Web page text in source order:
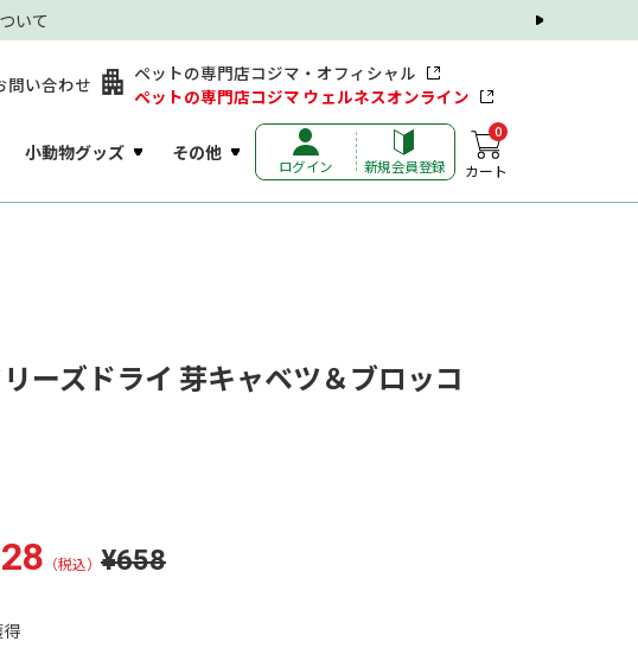
いて
問い合わせ
ペットの専門店コジマ・オフィシャル
ペットの専門店コジマ ウェルネスオンライン
小動物グッズ その他
ログイン 新規会員登録
0
カート
ーズドライ 芽キャベツ＆ブロッコ
（税込） ¥658